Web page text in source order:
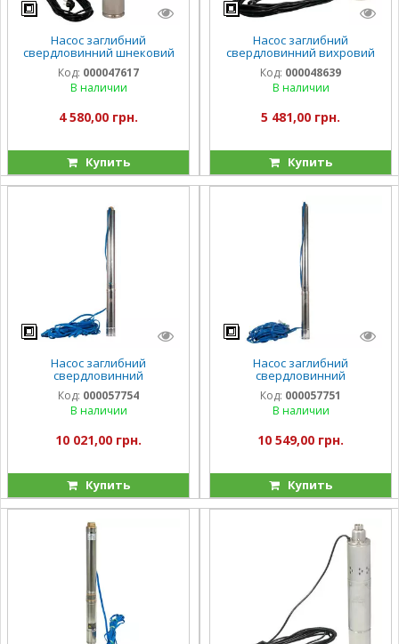
Насос заглибний
свердловинний шнековий
Vitals aqua 4DS 1578-1.1r
Код: 000047617
В наличии
4 580,00 грн.
Купить
Насос заглибний
свердловинний вихровий
Vitals aqua 4DV 2032-1.3rc
Код: 000048639
В наличии
5 481,00 грн.
Купить
Насос заглибний
свердловинний
відцентровий Vitals aqua 3.5
DC 10132-1,5r
Код: 000057754
В наличии
10 021,00 грн.
Купить
Насос заглибний
свердловинний
відцентровий Vitals aqua 3-
30DCo 1690-1.2r
Код: 000057751
В наличии
10 549,00 грн.
Купить